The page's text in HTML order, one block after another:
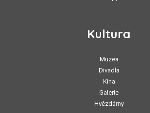
Kultura
Muzea
Divadla
Kina
Galerie
Hvězdárny